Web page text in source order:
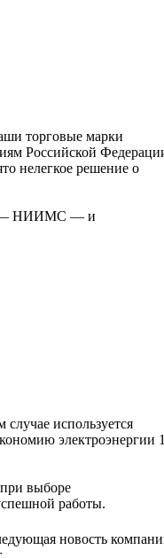
торговые марки
Российской
нелегкое решение о
— НИИМС — и
используется
электроэнергии 1
выборе
работы.
новость